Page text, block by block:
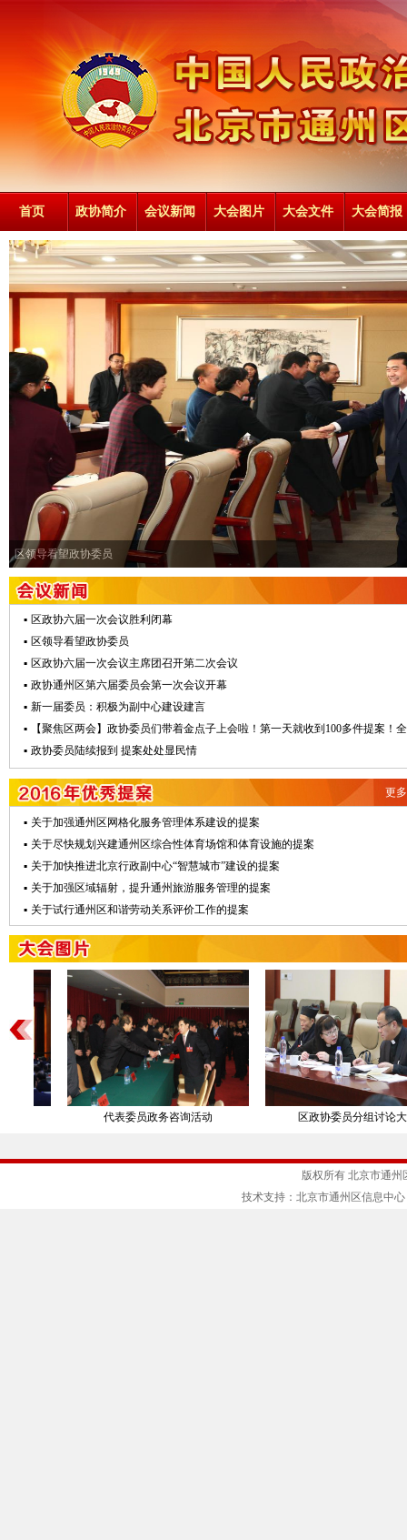
首页 政协简介 会议新闻 大会图片 大会文件 大会简报
区领导看望政协委员
▪ 区政协六届一次会议胜利闭幕
▪ 区领导看望政协委员
▪ 区政协六届一次会议主席团召开第二次会议
▪ 政协通州区第六届委员会第一次会议开幕
▪ 新一届委员：积极为副中心建设建言
▪
【聚焦区两会】政协委员们带着金点子上会啦！第一天就收到100多件提案！
▪ 政协委员陆续报到 提案处处显民情
更
▪ 关于加强通州区网格化服务管理体系建设的提案
▪ 关于尽快规划兴建通州区综合性体育场馆和体育设施的提案
▪ 关于加快推进北京行政副中心“智慧城市”建设的提案
▪ 关于加强区域辐射，提升通州旅游服务管理的提案
▪ 关于试行通州区和谐劳动关系评价工作的提案
代表委员政务咨询活动 区政协委员分组讨论大...
版权所有 北京市通州
技术支持：北京市通州区信息中心